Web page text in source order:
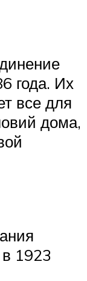
года. Их
все для
дома,
1923